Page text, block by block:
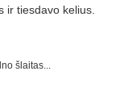
ir tiesdavo kelius.
šlaitas...